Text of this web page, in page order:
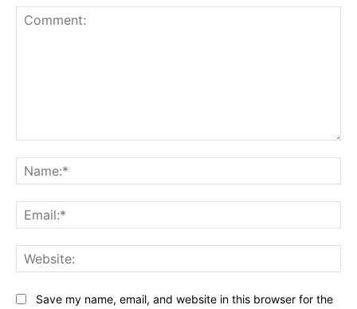
Save my name, email, and website in this browser for the